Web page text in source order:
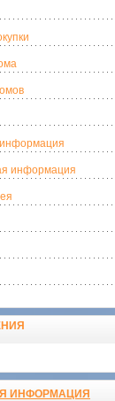
информация
ИНФОРМАЦИЯ